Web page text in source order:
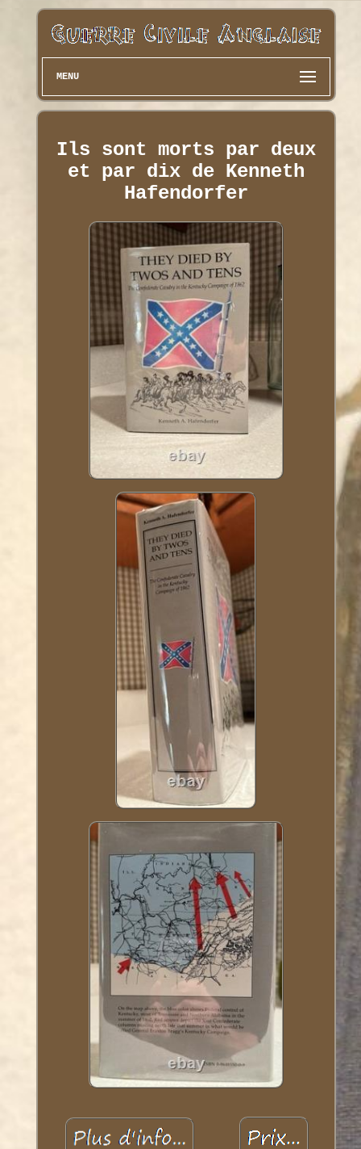
MENU
Ils sont morts par deux
et par dix de Kenneth
Hafendorfer